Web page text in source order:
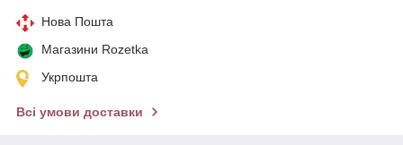
Нова Пошта
Магазини Rozetka
Укрпошта
Всі умови доставки